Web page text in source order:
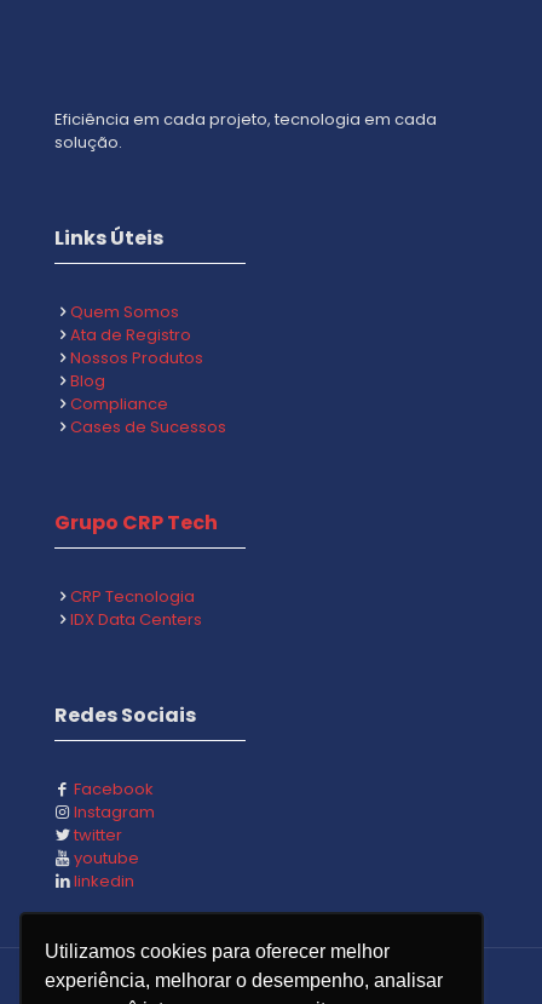
Utilizamos cookies para oferecer melhor
experiência, melhorar o desempenho, analisar
Eficiência em cada projeto, tecnologia em cada
solução.
Links Úteis
Quem Somos
Ata de Registro
Nossos Produtos
Blog
Compliance
Cases de Sucessos
Grupo CRP Tech
CRP Tecnologia
IDX Data Centers
Redes Sociais
Facebook
Instagram
twitter
youtube
linkedin